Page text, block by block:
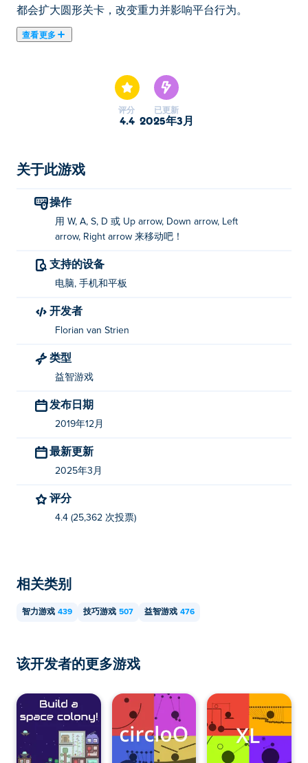
都会扩大圆形关卡，改变重力并影响平台行为。
查看更多
评分
4.4
已更新
2025年3月
关于此游戏
操作
用 W, A, S, D 或 Up arrow, Down arrow, Left
arrow, Right arrow 来移动吧！
支持的设备
电脑, 手机和平板
开发者
Florian van Strien
类型
益智游戏
发布日期
2019年12月
最新更新
2025年3月
评分
4.4 (25,362 次投票)
相关类别
智力游戏 439 技巧游戏 507 益智游戏 476
该开发者的更多游戏